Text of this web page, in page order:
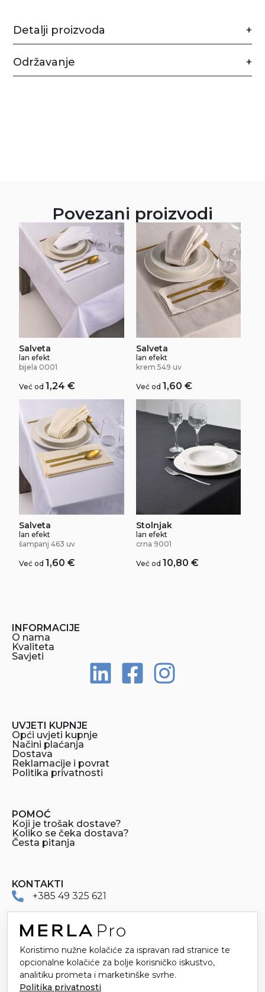
Detalji proizvoda
Održavanje
Povezani proizvodi
Salveta
lan efekt
bijela 0001
Već od 1,24€
Salveta
lan efekt
krem 549 uv
Već od 1,60 €
Salveta
lan efekt
šampanj 463 uv
Već od 1,60€
Stolnjak
lan efekt
crna 9001
Već od 10,80 €
INFORMACIJE
O nama
Kvaliteta
Savjeti
UVJETI KUPNJE
Opći uvjeti kupnje
Načini plaćanja
Dostava
Reklamacije i povrat
Politika privatnosti
POMOĆ
Koji je trošak dostave?
Koliko se čeka dostava?
Česta pitanja
KONTAKTI
+385 49 325 621
merlapro@merla.hr
Dr. Stanka Pinjuha 16
49214 Veliko Trgovišće
Koristimo nužne kolačiće za ispravan rad stranice te
opcionalne kolačiće za bolje korisničko iskustvo,
analitiku prometa i marketinške svrhe.
Politika privatnosti